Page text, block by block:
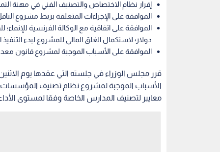
إقرار نظام الاختصاص والتصنيف الفني في مهنة
الموافقة على الإجراءات المتعلقة بربط مشروع
دولار؛ لاستكمال الغلق المالي للمشروع لبدء
الموافقة على الأسباب الموجبة لمشروع قانون معدل
قرر مجلس الوزراء في جلسته التي عقدها يوم
معايير لتصنيف المدارس الخاصة وفقا لمستوى